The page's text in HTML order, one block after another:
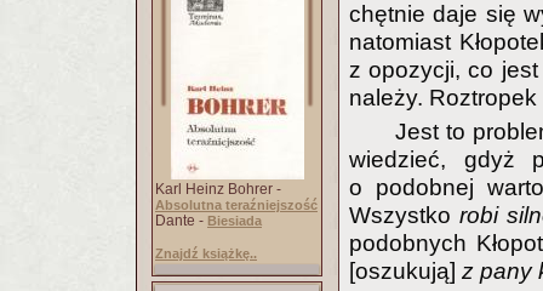
Karl Heinz Bohrer -
Absolutna teraźniejszość
Dante - Biesiada
Znajdź książkę..
chętnie daje się
natomiast
z opozycji, co
należy. Roztropek
Jest to
wiedzieć, gdyż
o podobnej
Wszystko robi
podobnych
[oszukują] z pany